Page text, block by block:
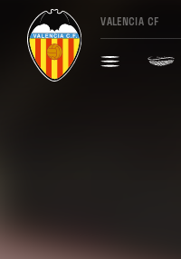
VALENCIA CF